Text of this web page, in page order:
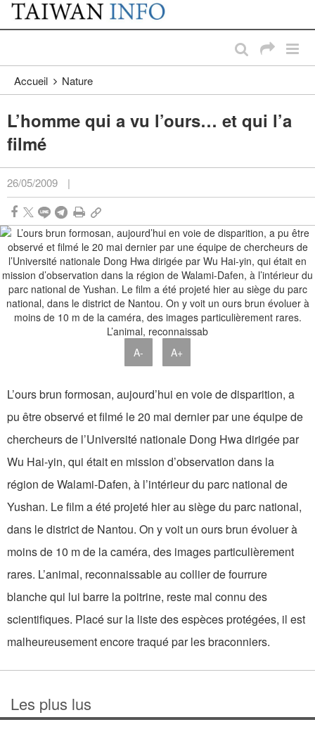
Passer au contenu principal
:::
Accueil Nature
L’homme qui a vu l’ours… et qui l’a
filmé
26/05/2009 |
A- A+
L’ours brun formosan, aujourd’hui en voie de disparition, a
pu être observé et filmé le 20 mai dernier par une équipe de
chercheurs de l’Université nationale Dong Hwa dirigée par
Wu Hai-yin, qui était en mission d’observation dans la
région de Walami-Dafen, à l’intérieur du parc national de
Yushan. Le film a été projeté hier au siège du parc national,
dans le district de Nantou. On y voit un ours brun évoluer à
moins de 10 m de la caméra, des images particulièrement
rares. L’animal, reconnaissable au collier de fourrure
blanche qui lui barre la poitrine, reste mal connu des
scientifiques. Placé sur la liste des espèces protégées, il est
malheureusement encore traqué par les braconniers.
Les plus lus